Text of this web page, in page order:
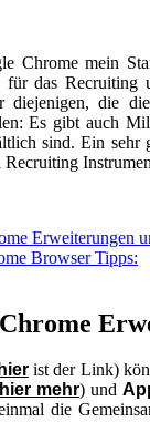
Chrome mein
für das
diejenigen, die
Es gibt auch
sind. Ein sehr
Erweiterungen
Browser Tipps:
ist der Link)
hier mehr) und
die